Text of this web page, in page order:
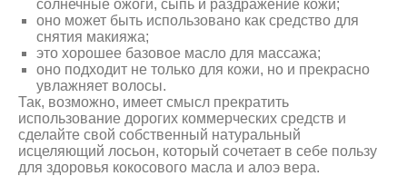
солнечные ожоги, сыпь и раздражение кожи;
оно может быть использовано как средство для
снятия макияжа;
это хорошее базовое масло для массажа;
оно подходит не только для кожи, но и прекрасно
увлажняет волосы.
Так, возможно, имеет смысл прекратить
использование дорогих коммерческих средств и
сделайте свой собственный натуральный
исцеляющий лосьон, который сочетает в себе пользу
для здоровья кокосового масла и алоэ вера.